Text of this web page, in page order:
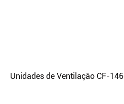
Unidades de Ventilação CF-146